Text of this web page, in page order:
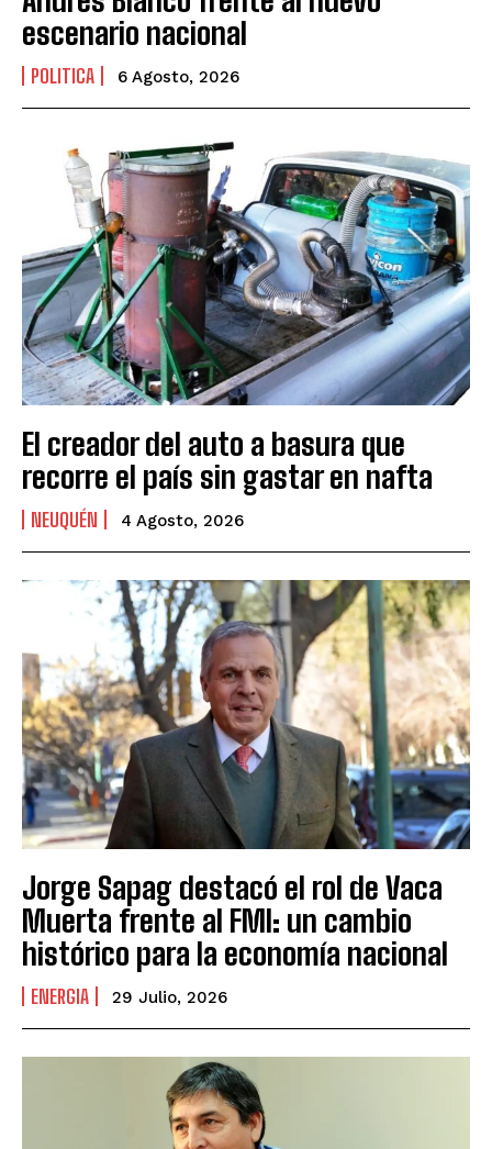
escenario nacional
POLITICA 6 Agosto, 2026
El creador del auto a basura que
recorre el país sin gastar en nafta
NEUQUÉN 4 Agosto, 2026
Jorge Sapag destacó el rol de Vaca
Muerta frente al FMI: un cambio
histórico para la economía nacional
ENERGIA 29 Julio, 2026